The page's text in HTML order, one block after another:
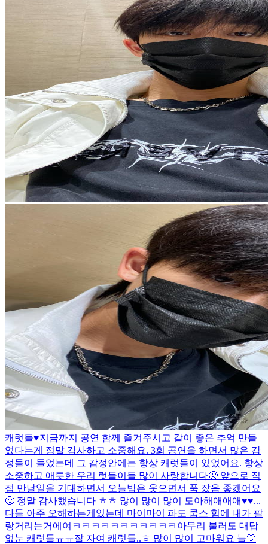
캐럿들♥️지금까지 공연 함께 즐겨주시고 같이 좋은 추억 만들
었다는게 정말 감사하고 소중해요. 3회 공연을 하면서 많은 감
정들이 들었는데 그 감정안에는 항상 캐럿들이 있었어요. 항상
소중하고 애틋한 우리 럿들이들 많이 사랑합니다🥺 앞으로 직
접 만날일을 기대하면서 오늘밤은 웃으면서 푹 잤음 좋겠어요
🙂 정말 감사했습니다 ㅎㅎ 많이 많이 많이 도아해애애애♥️♥...
다들 아주 오해하는게있는데 마이마이 파도 쿱스 힘에 내가 팔
랑거리는거에여ㅋㅋㅋㅋㅋㅋㅋㅋㅋㅋㅋ 아무리 불러도 대답
없눈 캐럿들ㅠㅠ잘 자여 캐럿들..ㅎ 많이 많이 고마워요 늘🤍